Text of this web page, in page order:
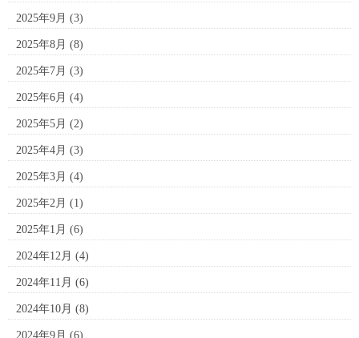
2025年9月 (3)
2025年8月 (8)
2025年7月 (3)
2025年6月 (4)
2025年5月 (2)
2025年4月 (3)
2025年3月 (4)
2025年2月 (1)
2025年1月 (6)
2024年12月 (4)
2024年11月 (6)
2024年10月 (8)
2024年9月 (6)